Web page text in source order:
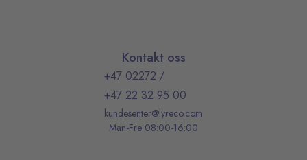
Kontakt oss
+47 02272 /
+47 22 32 95 00
kundesenter@lyreco.com
Man-Fre 08:00-16:00